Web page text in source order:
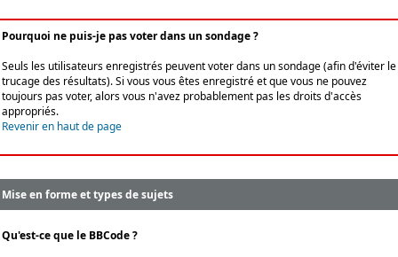
Pourquoi ne puis-je pas voter dans un sondage ?
Seuls les utilisateurs enregistrés peuvent voter dans un sondage (afin d'éviter le
trucage des résultats). Si vous vous êtes enregistré et que vous ne pouvez
toujours pas voter, alors vous n'avez probablement pas les droits d'accès
appropriés.
Revenir en haut de page
Mise en forme et types de sujets
Qu'est-ce que le BBCode ?